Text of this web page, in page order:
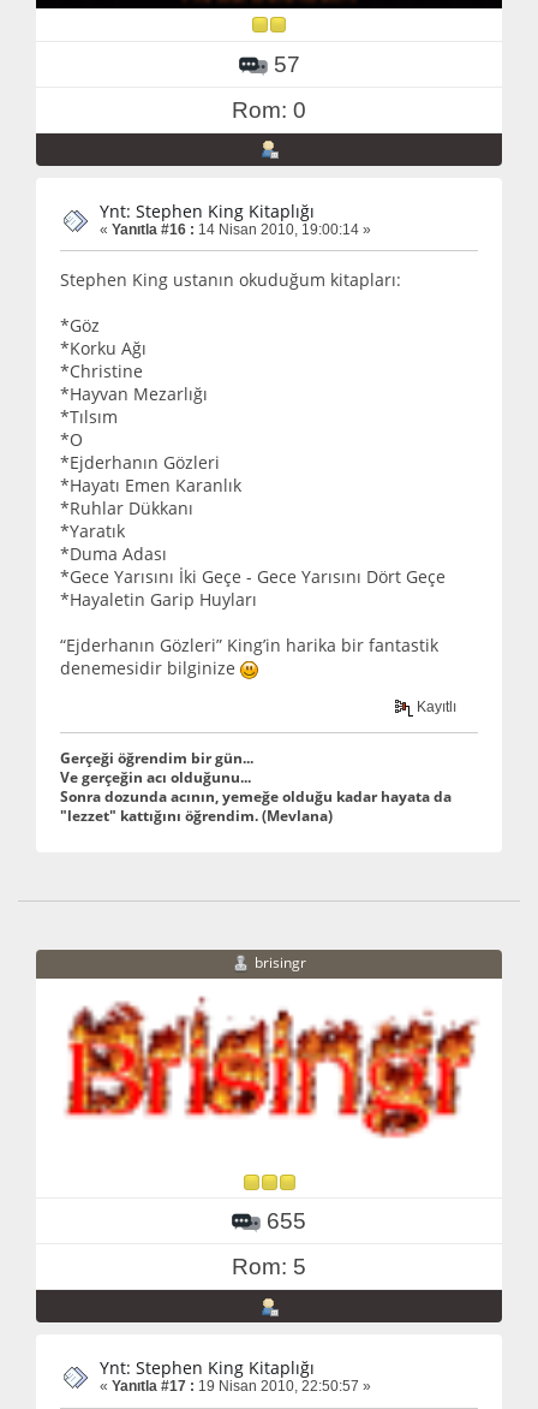
57
Rom: 0
Ynt: Stephen King Kitaplığı
« Yanıtla #16 : 14 Nisan 2010, 19:00:14 »
Stephen King ustanın okuduğum kitapları:
*Göz
*Korku Ağı
*Christine
*Hayvan Mezarlığı
*Tılsım
*O
*Ejderhanın Gözleri
*Hayatı Emen Karanlık
*Ruhlar Dükkanı
*Yaratık
*Duma Adası
*Gece Yarısını İki Geçe - Gece Yarısını Dört Geçe
*Hayaletin Garip Huyları
“Ejderhanın Gözleri” King’in harika bir fantastik
denemesidir bilginize
Kayıtlı
Gerçeği öğrendim bir gün...
Ve gerçeğin acı olduğunu...
Sonra dozunda acının, yemeğe olduğu kadar hayata da
"lezzet" kattığını öğrendim. (Mevlana)
brisingr
655
Rom: 5
Ynt: Stephen King Kitaplığı
« Yanıtla #17 : 19 Nisan 2010, 22:50:57 »